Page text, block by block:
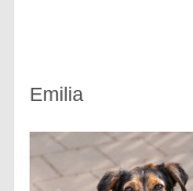
Emilia